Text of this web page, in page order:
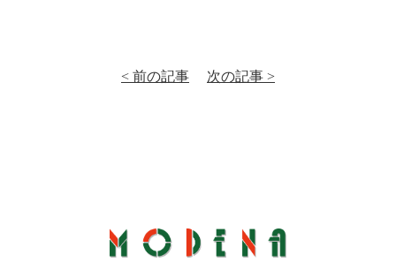
< 前の記事 次の記事 >